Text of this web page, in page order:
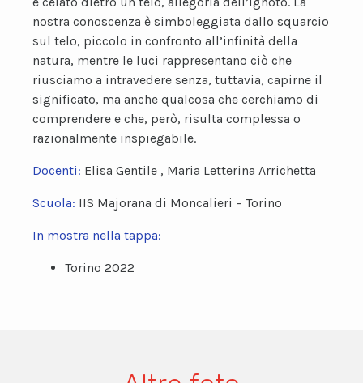
nostra conoscenza è simboleggiata dallo squarcio
sul telo, piccolo in confronto all’infinità della
natura, mentre le luci rappresentano ciò che
riusciamo a intravedere senza, tuttavia, capirne il
significato, ma anche qualcosa che cerchiamo di
comprendere e che, però, risulta complessa o
razionalmente inspiegabile.
Docenti: Elisa Gentile , Maria Letterina Arrichetta
Scuola: IIS Majorana di Moncalieri – Torino
In mostra nella tappa:
Torino 2022